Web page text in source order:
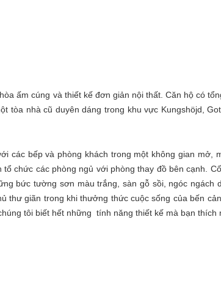
ấm cúng và thiết kế đơn giản nội thất. Căn hộ có
tòa nhà cũ duyên dáng trong khu vực Kungshöjd,
các bếp và phòng khách trong một không gian mở,
tổ chức các phòng ngủ với phòng thay đồ bên cạnh.
bức tường sơn màu trắng, sàn gỗ sồi, ngóc ngách
thư giãn trong khi thưởng thức cuộc sống của bến
tôi biết hết những tính năng thiết kế mà bạn thích